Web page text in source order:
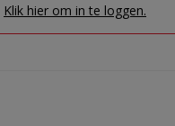
Klik hier om in te loggen.